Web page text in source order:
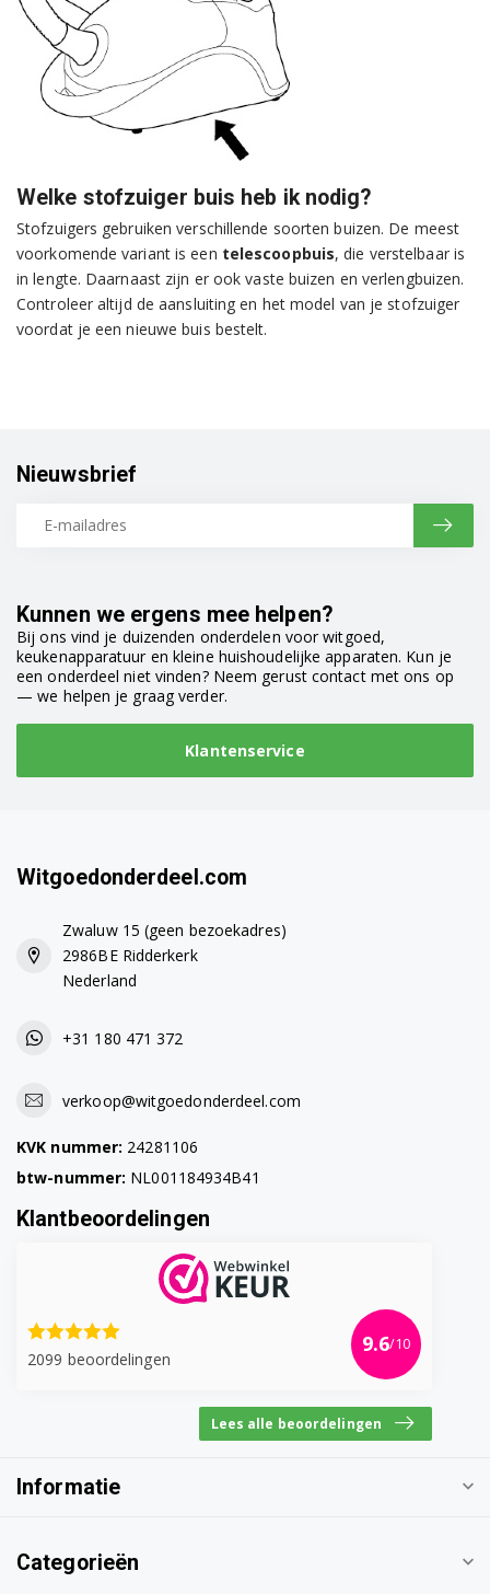
Welke stofzuiger buis heb ik nodig?
Stofzuigers gebruiken verschillende soorten buizen. De meest
voorkomende variant is een telescoopbuis, die verstelbaar is
in lengte. Daarnaast zijn er ook vaste buizen en verlengbuizen.
Controleer altijd de aansluiting en het model van je stofzuiger
voordat je een nieuwe buis bestelt.
Kunnen we ergens mee helpen?
Bij ons vind je duizenden onderdelen voor witgoed,
keukenapparatuur en kleine huishoudelijke apparaten. Kun je
een onderdeel niet vinden? Neem gerust contact met ons op
— we helpen je graag verder.
Klantenservice
Nieuwsbrief
Witgoedonderdeel.com
Zwaluw 15 (geen bezoekadres)
2986BE Ridderkerk
Nederland
+31 180 471 372
verkoop@witgoedonderdeel.com
KVK nummer: 24281106
btw-nummer: NL001184934B41
Klantbeoordelingen
2099 beoordelingen
9.6/10
Lees alle beoordelingen
Informatie
Categorieën